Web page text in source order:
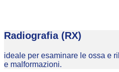
Radiografia (RX)
ideale per esaminare le ossa e
e malformazioni.